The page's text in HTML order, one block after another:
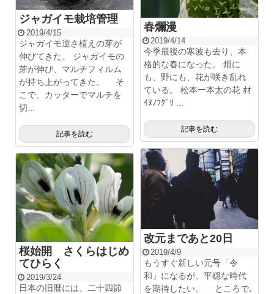
ジャガイモ栽培管理
2019/4/15
ジャガイモ逆さ植えの芽が
伸びてきた。 ジャガイモの
芽が伸び、マルチフィルム
が持ち上がってきた。 そ
こで、カッターでマルチを
切...
記事を読む
春爛漫
2019/4/14
今季最後の寒波も去り、本
格的な春になった。 畑に
も、野にも、花が咲き乱れ
ている。 松本一本太の花 ｵｵ
ｲﾇﾉﾌｸﾞﾘ ...
記事を読む
改元まであと20日
2019/4/9
もうすぐ新しい元号「令
和」になるが、平穏な時代
を期待したい。 ところで､
桜始開 さくらはじめ
てひらく
2019/3/24
日本の旧暦には、二十四節